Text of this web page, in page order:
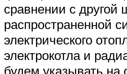
сравнении с другой
распространенной
электрического
электрокотла и
будем указывать на